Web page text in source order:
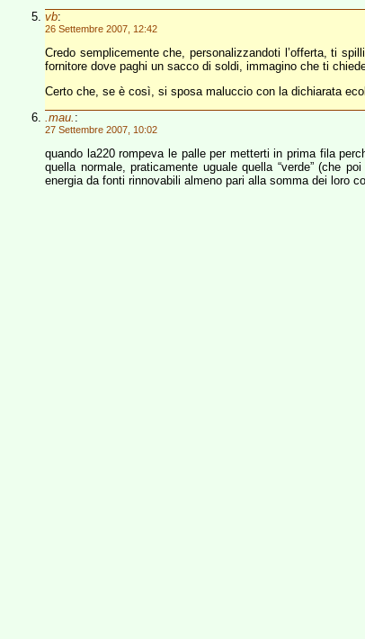
vb:
26 Settembre 2007, 12:42
Credo semplicemente che, personalizzandoti l’offerta, ti
fornitore dove paghi un sacco di soldi, immagino che ti
Certo che, se è così, si sposa maluccio con la dichiarata
.mau. :
27 Settembre 2007, 10:02
quando la220 rompeva le palle per metterti in prima fila
quella normale, praticamente uguale quella “verde” (che
energia da fonti rinnovabili almeno pari alla somma dei loro